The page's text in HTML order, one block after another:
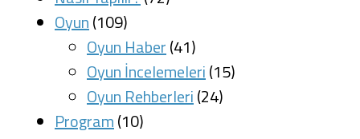
Oyun(109)
Oyun Haber(41)
Oyun İncelemeleri(15)
Oyun Rehberleri(24)
Program(10)